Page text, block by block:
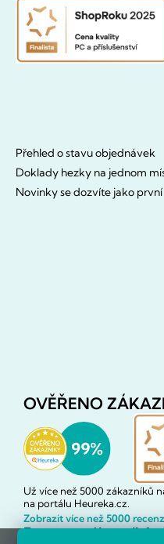
Přehled o stavu objednávek
Doklady hezky na jednom
Novinky se dozvíte jako první
OVĚŘENO
Už více než 5000 zákazníků
na portálu Heureka.cz.
Zobrazit více než 5000
Recenze zákazníků